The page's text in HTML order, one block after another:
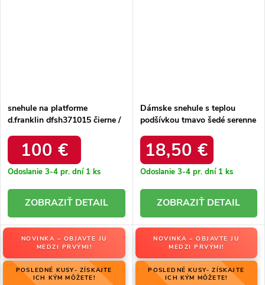
snehule na platforme
d.franklin dfsh371015 čierne /
100 €
Odoslanie 3-4 pr. dní 1 ks
DETAIL
Dámske snehule s teplou
podšívkou tmavo šedé serenne
18,50 €
Odoslanie 3-4 pr. dní 1 ks
DETAIL
NOVINKA – OBJAVTE JU
MEDZI PRVÝMI!
POSLEDNÉ KUSY- ZÍSKAJTE
ICH KÝM MÔŽETE!
NOVINKA – OBJAVTE JU
MEDZI PRVÝMI!
POSLEDNÉ KUSY- ZÍSKAJTE
ICH KÝM MÔŽETE!